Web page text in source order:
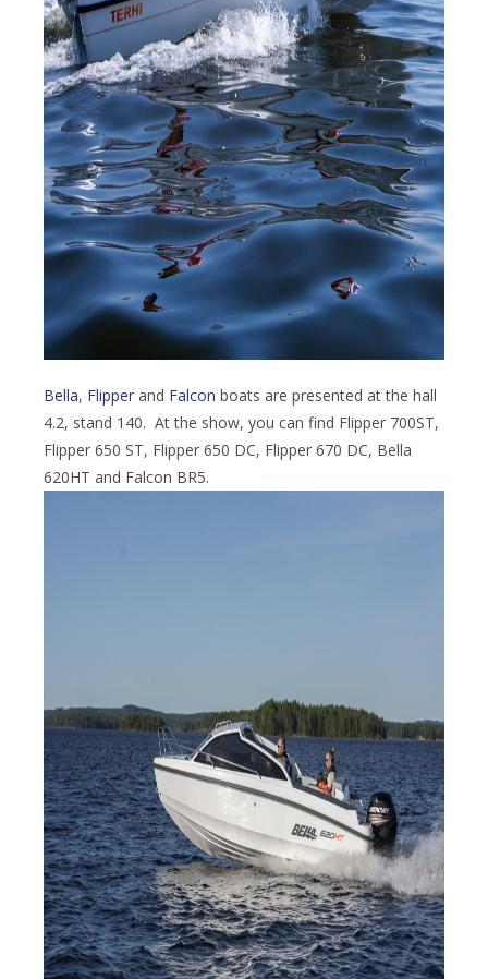
Bella, Flipper and Falcon boats are presented at the hall
4.2, stand 140. At the show, you can find Flipper 700ST,
Flipper 650 ST, Flipper 650 DC, Flipper 670 DC, Bella
620HT and Falcon BR5.